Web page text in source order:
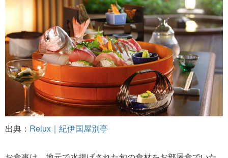
出典： Relux｜紀伊国屋別亭